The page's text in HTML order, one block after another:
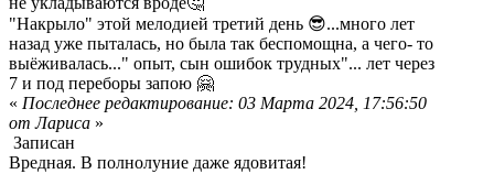
"Накрыло" этой мелодией третий день 😎...много лет
назад уже пыталась, но была так беспомощна, а чего- то
выёживалась..." опыт, сын ошибок трудных"... лет через
7 и под переборы запою 🤗
« Последнее редактирование: 03 Марта 2024, 17:56:50
от Лариса »
Записан
Вредная. В полнолуние даже ядовитая!